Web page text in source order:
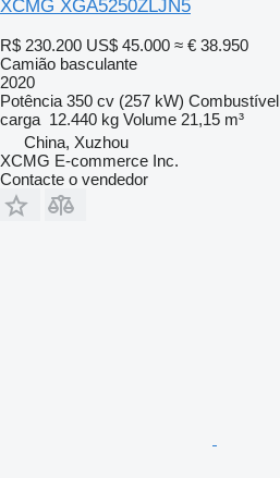
XCMG XGA5250ZLJN5
R$ 230.200 US$ 45.000 ≈ € 38.950
Camião basculante
2020
Potência 350 cv (257 kW) Combustível
carga 12.440 kg Volume 21,15 m³
China, Xuzhou
XCMG E-commerce Inc.
Contacte o vendedor